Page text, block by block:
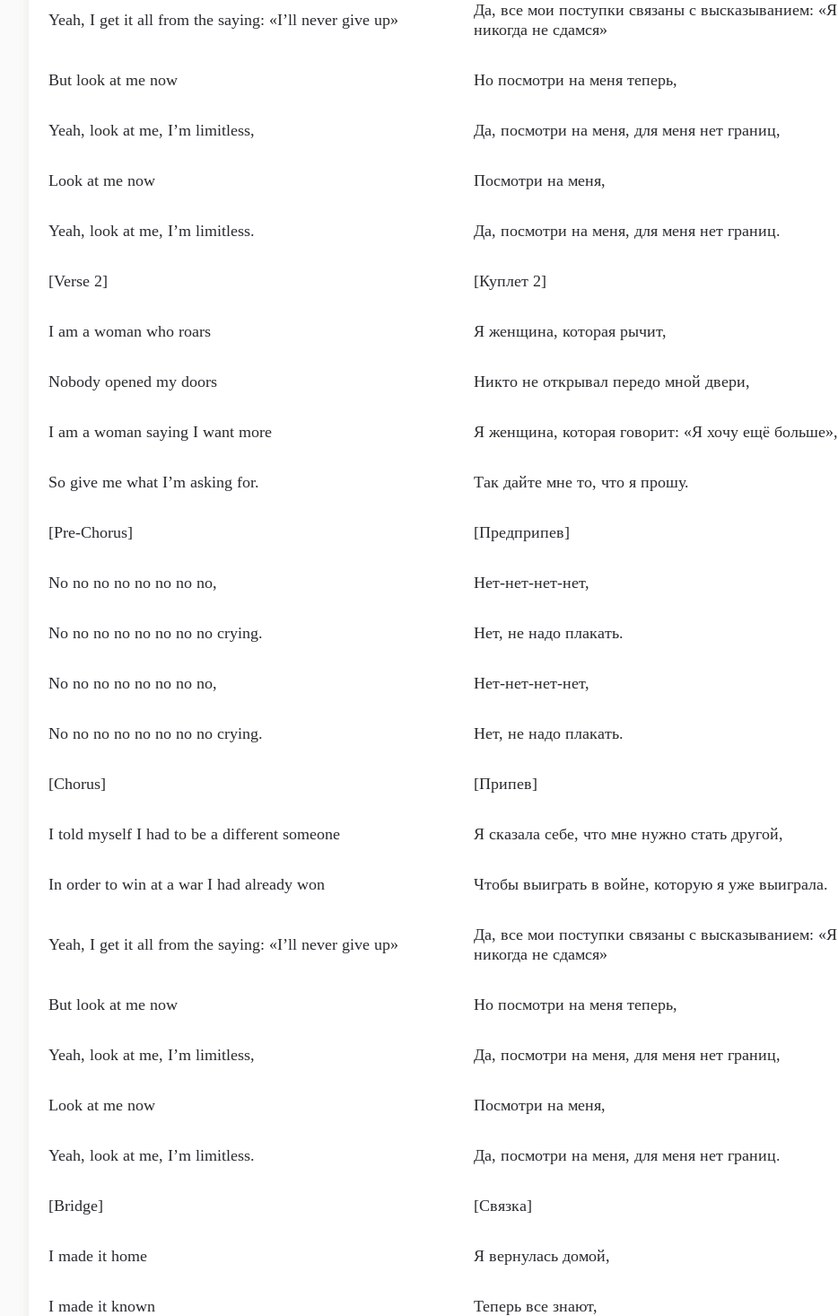
Yeah, I get it all from the saying: «I’ll never give up»
Да, все мои поступки связаны с высказыванием: «Я
никогда не сдамся»
But look at me now Но посмотри на меня теперь,
Yeah, look at me, I’m limitless, Да, посмотри на меня, для меня нет границ,
Look at me now Посмотри на меня,
Yeah, look at me, I’m limitless. Да, посмотри на меня, для меня нет границ.
[Verse 2] [Куплет 2]
I am a woman who roars Я женщина, которая рычит,
Nobody opened my doors Никто не открывал передо мной двери,
I am a woman saying I want more Я женщина, которая говорит: «Я хочу ещё больше»,
So give me what I’m asking for. Так дайте мне то, что я прошу.
[Pre-Chorus] [Предприпев]
No no no no no no no no, Нет-нет-нет-нет,
No no no no no no no no crying. Нет, не надо плакать.
No no no no no no no no, Нет-нет-нет-нет,
No no no no no no no no crying. Нет, не надо плакать.
[Chorus] [Припев]
I told myself I had to be a different someone Я сказала себе, что мне нужно стать другой,
In order to win at a war I had already won Чтобы выиграть в войне, которую я уже выиграла.
Yeah, I get it all from the saying: «I’ll never give up»
Да, все мои поступки связаны с высказыванием: «Я
никогда не сдамся»
But look at me now Но посмотри на меня теперь,
Yeah, look at me, I’m limitless, Да, посмотри на меня, для меня нет границ,
Look at me now Посмотри на меня,
Yeah, look at me, I’m limitless. Да, посмотри на меня, для меня нет границ.
[Bridge] [Связка]
I made it home Я вернулась домой,
I made it known Теперь все знают,